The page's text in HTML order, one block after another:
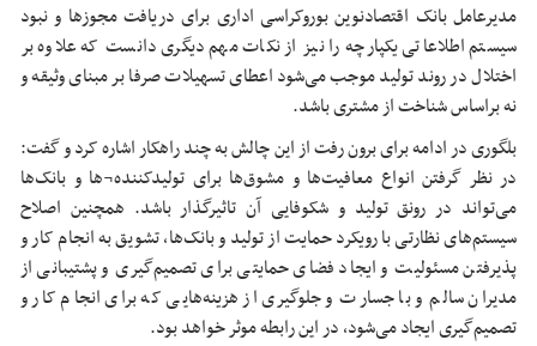
مدیرعامل بانک اقتصادنوین بوروکراسی اداری برای دریافت مجوزها و نبود
سیستم اطلاعاتی یکپارچه را نیز از نکات مهم دیگری دانست که علاوه بر
اختلال در روند تولید موجب می‌شود اعطای تسهیلات صرفا بر مبنای وثیقه و
نه براساس شناخت از مشتری باشد.
بلگوری در ادامه برای برون رفت از این چالش به چند راهکار اشاره کرد و گفت:
در نظر گرفتن انواع معافیت‌ها و مشوق‌ها برای تولیدکننده¬ها و بانک‌ها
می‌تواند در رونق تولید و شکوفایی آن تاثیرگذار باشد. همچنین اصلاح
سیستم‌های نظارتی با رویکرد حمایت از تولید و بانک‌ها، تشویق به انجام کار و
پذیرفتن مسئولیت و ایجاد فضای حمایتی برای تصمیم‌گیری و پشتیبانی از
مدیران سالم و با جسارت و جلوگیری از هزینه‌هایی که برای انجام کار و
تصمیم‌گیری ایجاد می‌شود، در این رابطه موثر خواهد بود.